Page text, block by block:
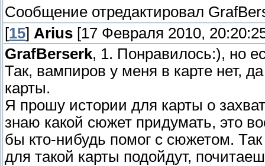
Сообщение отредактировал
[15] Arius [17 Февраля 2010,
GrafBerserk, 1. Понравилось:), но
Так, вампиров у меня в карте нет,
карты.
Я прошу истории для карты о
знаю какой сюжет придумать, это
бы кто-нибудь помог с сюжетом.
для такой карты подойдут,